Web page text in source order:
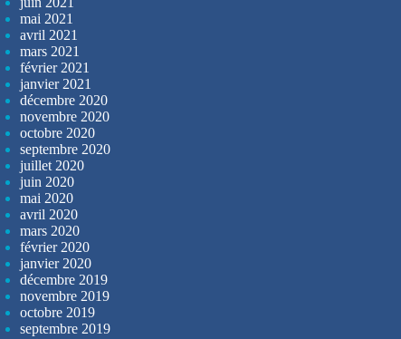
mai 2021
avril 2021
mars 2021
février 2021
janvier 2021
décembre 2020
novembre 2020
octobre 2020
septembre 2020
juillet 2020
juin 2020
mai 2020
avril 2020
mars 2020
février 2020
janvier 2020
décembre 2019
novembre 2019
octobre 2019
septembre 2019